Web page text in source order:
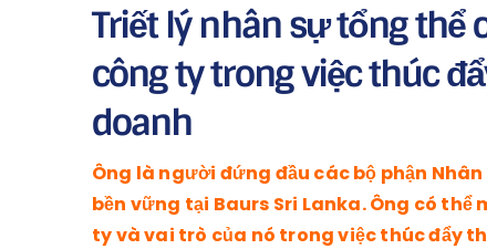
Triết lý nhân sự tổng thể
công ty trong việc thúc
doanh
Ông là người đứng đầu các bộ phận
bền vững tại Baurs Sri Lanka. Ông có
ty và vai trò của nó trong việc thúc đẩy